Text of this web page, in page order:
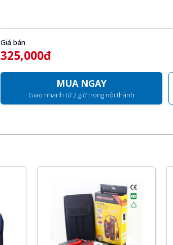
Giá bán
325,000đ
MUA NGAY
Giao nhanh từ 2 giờ trong nội thành